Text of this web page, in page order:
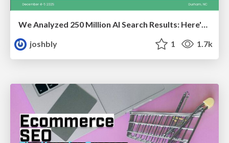
We Analyzed 250 Million AI Search Results: Here's What I Found
joshbly
1 1.7k